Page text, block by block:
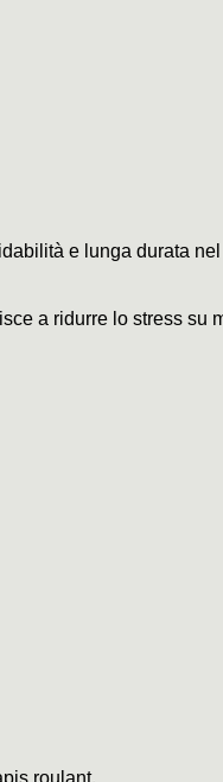
e lunga durata nel
a ridurre lo stress su
roulant.